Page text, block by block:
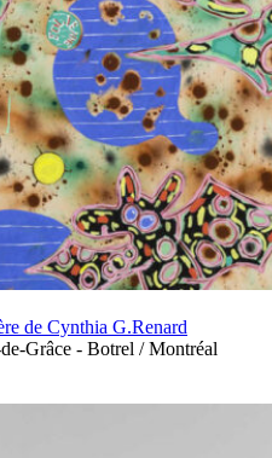
de Cynthia G.Renard
Grâce - Botrel / Montréal